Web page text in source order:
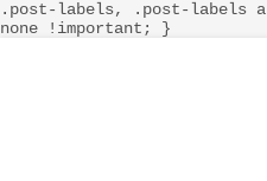
.post-labels, .post-labels
none !important; }